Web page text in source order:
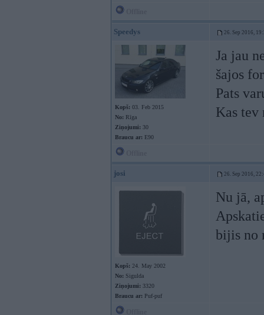
Speedys 26. Sep 2016,
Kopš: 03. Feb 2015
No: Rīga
Ziņojumi: 30
Braucu ar: E90
Ja jau
šajos
Pats
Kas tev
josi 26. Sep 2016,
Kopš: 24. May 2002
No: Sigulda
Ziņojumi: 3320
Braucu ar: Puf-puf
Nu jā,
bijis no